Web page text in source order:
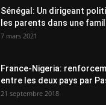
Sénégal: Un dirigeant
les parents dans une
7 mars 2021
France-Nigeria:
entre les deux pays par
21 septembre 2018